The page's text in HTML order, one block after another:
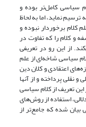
سیاسی کامل‌تر بوده و
نماید، اما به لحاظ
کلام برخوردار نبوده و
و کلام را که تفاوت در
از این رو در تعریفی
سیاسی شاخه‌ای از علم
اعتقادی و کلان دین
نقلی پرداخته و از آنها
تعریف از کلام سیاسی
استفاده از روش‌های
بیان شده که جامع‌تر از